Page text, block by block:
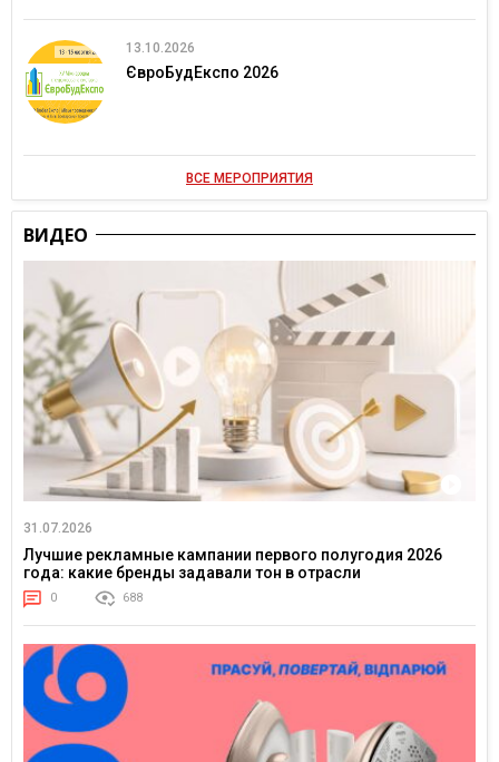
13.10.2026
ЄвроБудЕкспо 2026
ВСЕ МЕРОПРИЯТИЯ
ВИДЕО
31.07.2026
Лучшие рекламные кампании первого полугодия 2026
года: какие бренды задавали тон в отрасли
0 688